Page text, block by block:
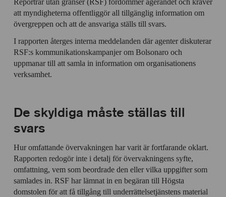
Reportrar utan gränser (RSF) fördömmer agerandet och kräver
att myndigheterna offentliggör all tillgänglig information om
övergreppen och att de ansvariga ställs till svars.
I rapporten återges interna meddelanden där agenter diskuterar
RSF:s kommunikationskampanjer om Bolsonaro och
uppmanar till att samla in information om organisationens
verksamhet.
De skyldiga måste ställas till
svars
Hur omfattande övervakningen har varit är fortfarande oklart.
Rapporten redogör inte i detalj för övervakningens syfte,
omfattning, vem som beordrade den eller vilka uppgifter som
samlades in. RSF har lämnat in en begäran till Högsta
domstolen för att få tillgång till underrättelsetjänstens material